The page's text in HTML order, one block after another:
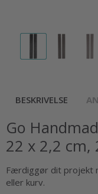
BESKRIVELSE
Go
22 x 2,2 cm,
Færdiggør dit projekt
eller kurv.